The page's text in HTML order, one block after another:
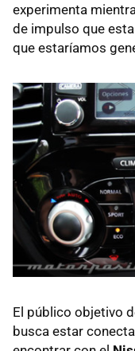
experimenta
de impulso que
que estaríamos
El público objetivo
busca estar